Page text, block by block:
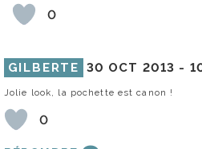
0
GILBERTE 30 OCT 2013 -
Jolie look, la pochette est canon !
0